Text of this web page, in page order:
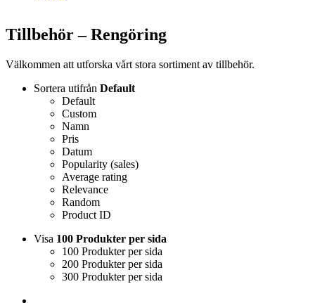
Tillbehör – Rengöring
Välkommen att utforska vårt stora sortiment av tillbehör.
Sortera utifrån Default
Default
Custom
Namn
Pris
Datum
Popularity (sales)
Average rating
Relevance
Random
Product ID
Visa 100 Produkter per sida
100 Produkter per sida
200 Produkter per sida
300 Produkter per sida